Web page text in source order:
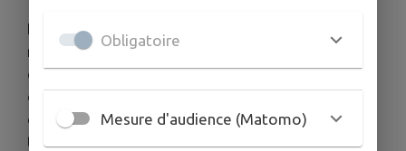
La voûte romane en cul de four de l’abside fut
remplacée au XVe siècle par une voûte sur croisée
d’ogives. Les murs présentent encore un décor
d’arcatures sur colonnes et une fenêtre encadrée
de colonnettes datant du XIIe siècle. Il subsiste les
traces d’une litre funéraire dans le chœur. Le
Obligatoire
Mesure d'audience (Matomo)